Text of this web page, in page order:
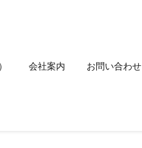
会社案内 お問い合わせ